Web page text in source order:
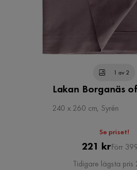
1 av 2
Lakan Borganäs
240 x 260 cm, Syrén
Se priset!
Pris
221 kr
Pris
Förr
Tidigare lägsta pris